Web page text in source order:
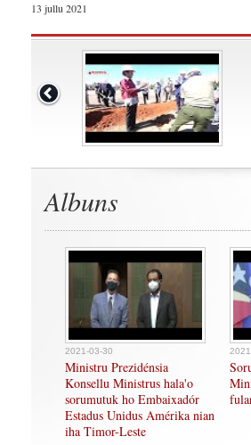
13 jullu 2021
Albuns
2021-03-30
Ministru Prezidénsia
Konsellu Ministrus hala'o
sorumutuk ho Embaixadór
Estadus Unidus Amérika nian
iha Timor-Leste